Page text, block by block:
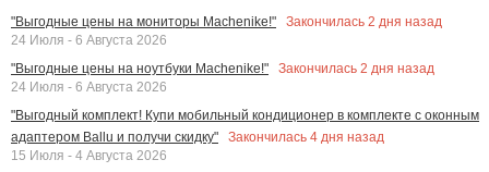
"Выгодные цены на мониторы Machenike!" Закончилась 2 дня назад
24 Июля - 6 Августа 2026
"Выгодные цены на ноутбуки Machenike!"
Закончилась 2 дня назад
24 Июля - 6 Августа 2026
"Выгодный комплект! Купи мобильный кондиционер в комплекте с оконным
адаптером Ballu и получи скидку"
Закончилась 4 дня назад
15 Июля - 4 Августа 2026